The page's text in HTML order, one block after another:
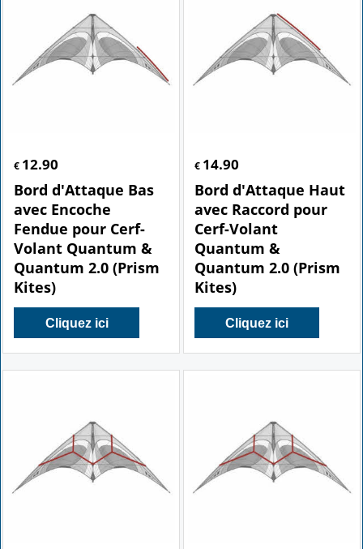
€ 12.90
Bord d'Attaque Bas
avec Encoche
Fendue pour Cerf-
Volant Quantum &
Quantum 2.0 (Prism
Kites)
Cliquez ici
€ 14.90
Bord d'Attaque Haut
avec Raccord pour
Cerf-Volant
Quantum &
Quantum 2.0 (Prism
Kites)
Cliquez ici